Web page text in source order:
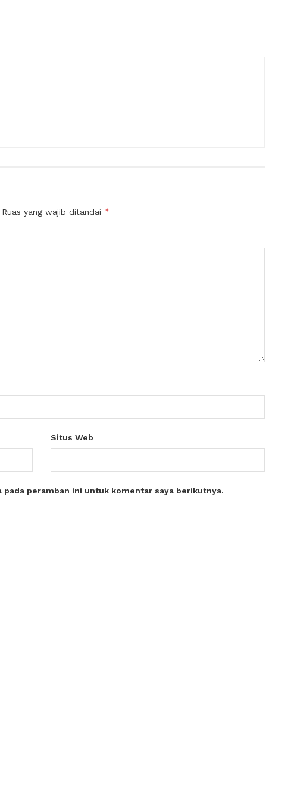
Ruas yang wajib ditandai *
Situs Web
peramban ini untuk komentar saya berikutnya.